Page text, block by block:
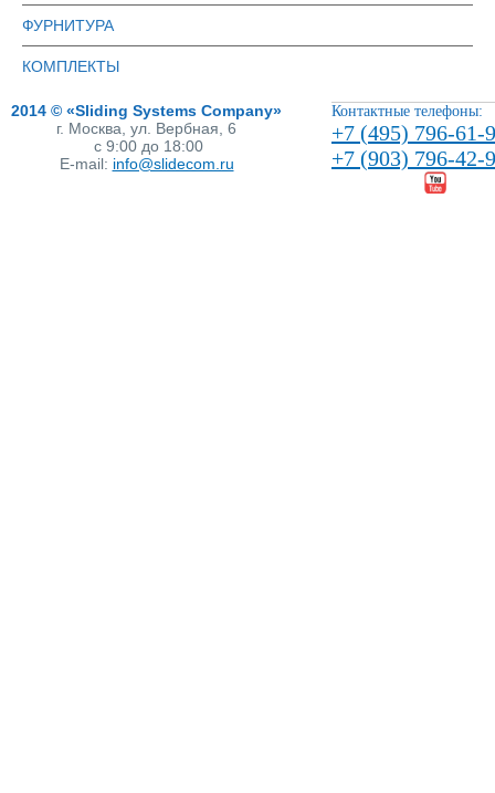
ФУРНИТУРА
КОМПЛЕКТЫ
2014 © «Sliding Systems Company»
г. Москва, ул. Вербная, 6
с 9:00 до 18:00
E-mail: info@slidecom.ru
Контактные телефоны:
+7 (495) 796-61-
+7 (903) 796-42-